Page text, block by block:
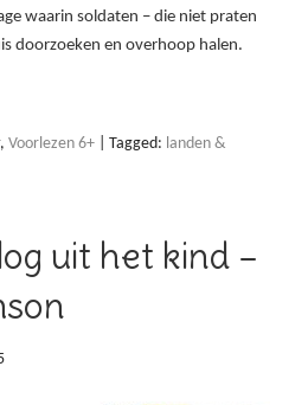
waarin soldaten – die niet praten
doorzoeken en overhoop halen.
, Voorlezen 6+ Tagged: landen &
uit het kind –